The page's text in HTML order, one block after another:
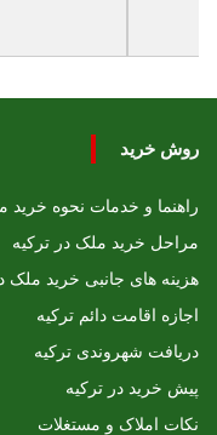
روش خرید
راهنما و خدمات نحوه خرید
مراحل خرید ملک در ترکیه
هزینه های جانبی خرید ملک
اجازه اقامت دائم ترکیه
دریافت شهروندی ترکیه
پیش خرید در ترکیه
نکات املاک و مستغلات